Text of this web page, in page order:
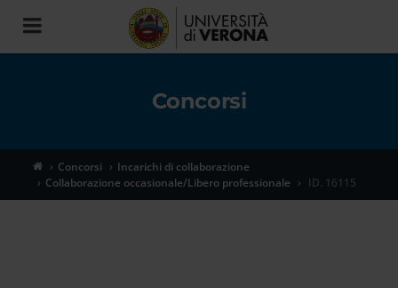
Toggle
navigation
Concorsi
Concorsi
Incarichi di collaborazione
Collaborazione occasionale/Libero professionale
ID. 16115